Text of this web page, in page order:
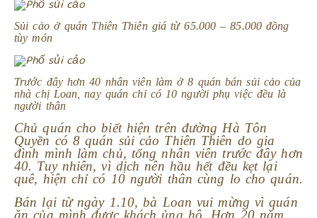
Sủi cảo ở quán Thiên Thiên giá từ 65.000 – 85.000 đồng
tùy món
Trước đây hơn 40 nhân viên làm ở 8 quán bán sủi cảo của
nhà chị Loan, nay quán chỉ có 10 người phụ việc đều là
người thân
Chủ quán cho biết hiện trên đường Hà Tôn
Quyền có 8 quán sủi cảo Thiên Thiên do gia
đình mình làm chủ, tổng nhân viên trước đây hơn
40. Tuy nhiên, vì dịch nên hầu hết đều kẹt lại
quê, hiện chỉ có 10 người thân cùng lo cho quán.
Bán lại từ ngày 1.10, bà Loan vui mừng vì quán
ăn của mình được khách ủng hộ. Hơn 20 năm